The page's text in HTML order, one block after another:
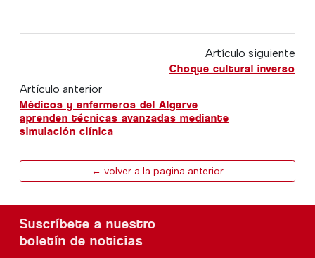
Artículo siguiente
Choque cultural inverso
Artículo anterior
Médicos y enfermeros del Algarve
aprenden técnicas avanzadas mediante
simulación clínica
← volver a la pagina anterior
Suscríbete a nuestro
boletín de noticias